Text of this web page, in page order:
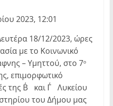
2023, 12:01
18/12/2023, ώρες
με το Κοινωνικό
– Υμηττού, στο 7ο
επιμορφωτικό
της Β΄ και Γ΄ Λυκείου
του Δήμου μας